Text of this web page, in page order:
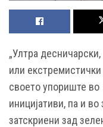
„Ултра
или
своето упориште
иницијативи, па и
затскриени зад